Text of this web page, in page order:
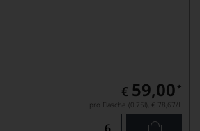
€ 59,00 *
pro Flasche (0.75l), € 78,67/L